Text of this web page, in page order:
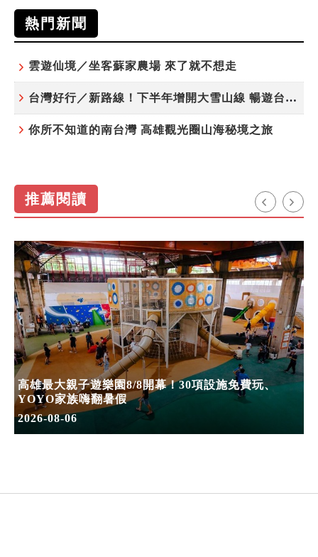
熱門新聞
雲遊仙境／坐客蘇家農場 來了就不想走
台灣好行／新路線！下半年增開大雪山線 暢遊台中更便利
你所不知道的南台灣 高雄觀光圈山海秘境之旅
推薦閱讀
高雄最大親子遊樂園8/8開幕！30項設施免費玩、
YOYO家族嗨翻暑假
2026-08-06